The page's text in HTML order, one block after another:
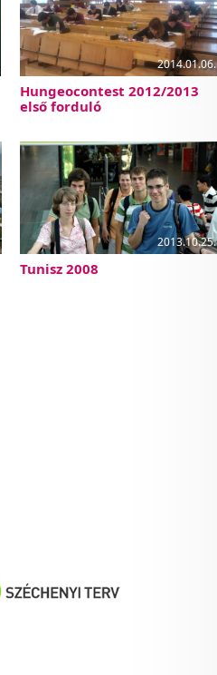
2014.01.06.
Hungeocontest 2012/2013
első forduló
2013.10.25.
Tunisz 2008